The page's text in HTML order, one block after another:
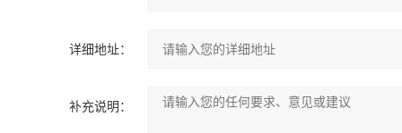
详细地址：
补充说明：